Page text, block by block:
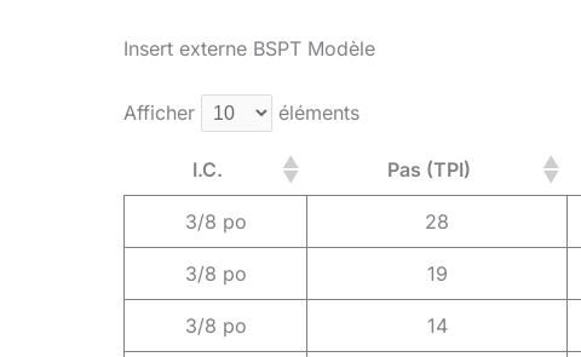
Insert externe BSPT Modèle
Afficher éléments
I.C. Pas (TPI)
3/8 po 28
3/8 po 19
3/8 po 14